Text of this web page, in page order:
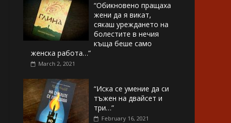
“Обикновено пращаха
жени да я викат,
сякаш уреждането на
болестите в нечия
къща беше само
женска работа…”
March 2, 2021
“Иска се умение да си
тъжен на двайсет и
три…”
February 16, 2021